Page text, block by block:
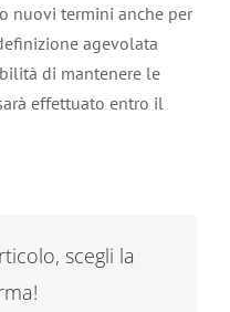
nuovi termini anche per
agevolata
di mantenere le
effettuato entro il
scegli la